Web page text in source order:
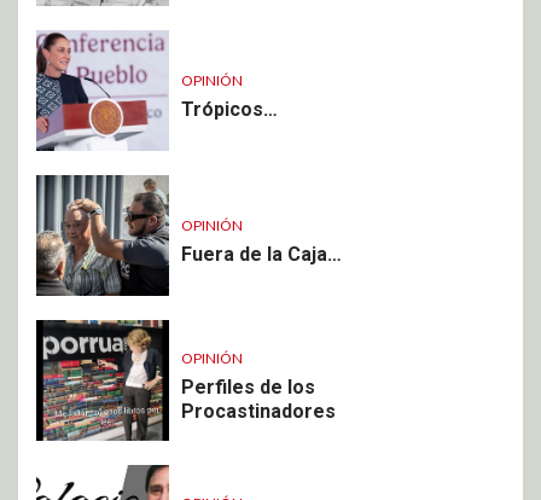
OPINIÓN
Trópicos…
OPINIÓN
Fuera de la Caja…
OPINIÓN
Perfiles de los
Procastinadores